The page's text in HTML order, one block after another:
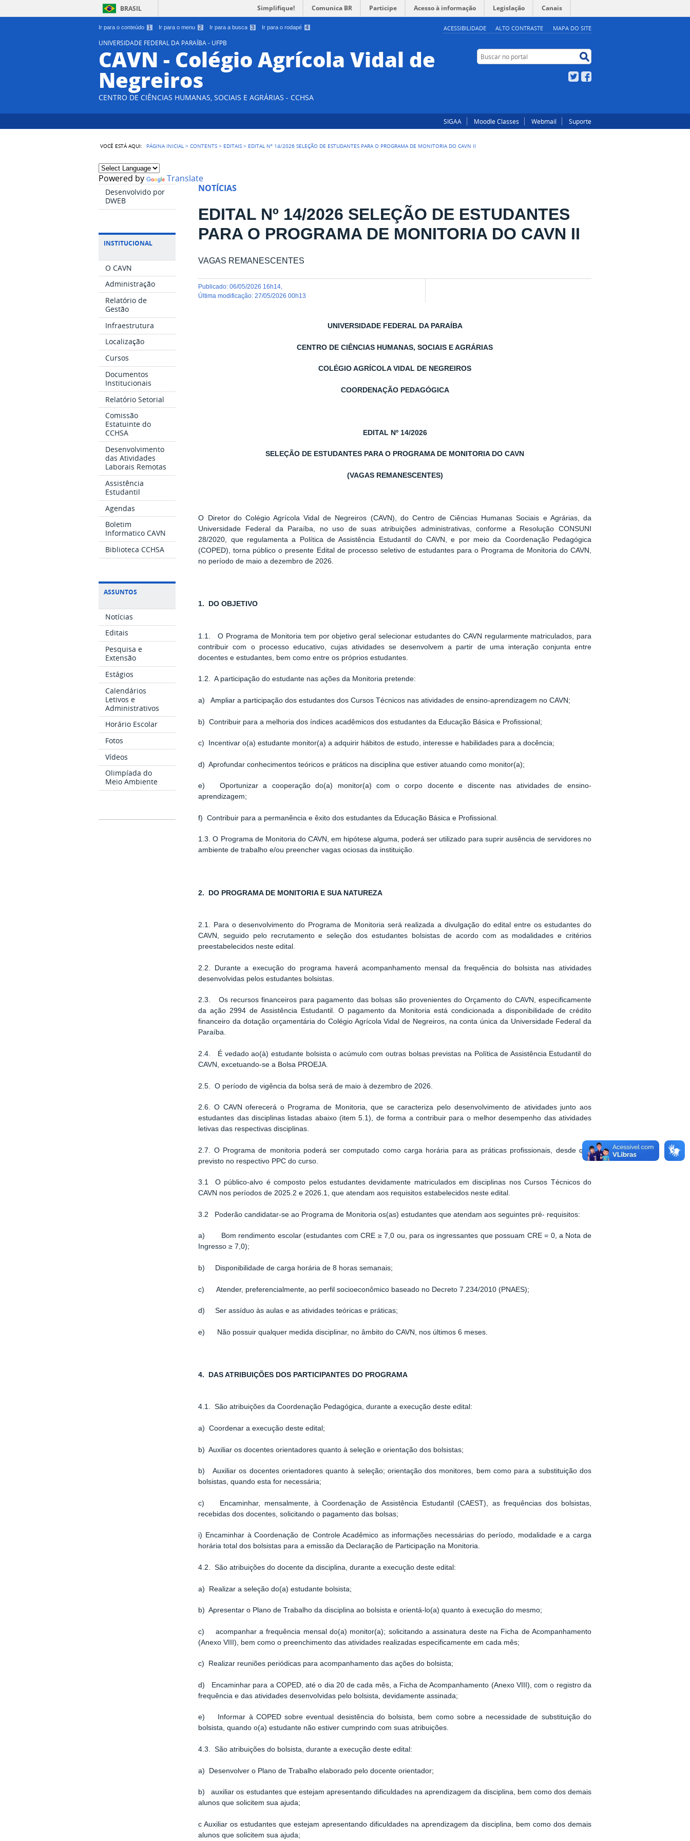
Ir para o conteúdo 1 Ir para o menu 2 Ir para a busca 3 Ir para o rodapé 4 ACESSIBILIDADE ALTO CONTRASTE MAPA DO SITE
BRASIL Simplifique! Comunica BR Participe Acesso à informação Legislação Canais
UNIVERSIDADE FEDERAL DA PARAÍBA - UFPB
CAVN - Colégio Agrícola Vidal de
Negreiros
CENTRO DE CIÊNCIAS HUMANAS, SOCIAIS E AGRÁRIAS - CCHSA
Buscar no portal
Twitter
SIGAA Moodle Classes Webmail Suporte
VOCÊ ESTÁ AQUI: PÁGINA INICIAL >CONTENTS > EDITAIS > EDITAL Nº 14/2026 SELEÇÃO DE ESTUDANTES PARA O PROGRAMA DE MONITORIA DO CAVN II
Powered by Translate
Desenvolvido por
DWEB
INSTITUCIONAL
O CAVN
Administração
Relatório de
Gestão
Infraestrutura
Localização
Cursos
Documentos
Institucionais
Relatório Setorial
Comissão
Estatuinte do
CCHSA
Desenvolvimento
das Atividades
Laborais Remotas
Assistência
Estudantil
Agendas
Boletim
Informatico CAVN
Biblioteca CCHSA
ASSUNTOS
Notícias
Editais
Pesquisa e
Extensão
Estágios
Calendários
Letivos e
Administrativos
Horário Escolar
Fotos
Vídeos
Olimpíada do
Meio Ambiente
NOTÍCIAS
EDITAL Nº 14/2026 SELEÇÃO DE ESTUDANTES
PARA O PROGRAMA DE MONITORIA DO CAVN II
VAGAS REMANESCENTES
publicado:06/05/2026 16h14
última modificação:27/05/2026 00h13
UNIVERSIDADE FEDERAL DA PARAÍBA
CENTRO DE CIÊNCIAS HUMANAS, SOCIAIS E AGRÁRIAS
COLÉGIO AGRÍCOLA VIDAL DE NEGREIROS
COORDENAÇÃO PEDAGÓGICA
EDITAL Nº 14/2026
SELEÇÃO DE ESTUDANTES PARA O PROGRAMA DE MONITORIA DO CAVN
(VAGAS REMANESCENTES)
O Diretor do Colégio Agrícola Vidal de Negreiros (CAVN), do Centro de Ciências Humanas Sociais e Agrárias, da
Universidade Federal da Paraíba, no uso de suas atribuições administrativas, conforme a Resolução CONSUNI
28/2020, que regulamenta a Política de Assistência Estudantil do CAVN, e por meio da Coordenação Pedagógica
(COPED), torna público o presente Edital de processo seletivo de estudantes para o Programa de Monitoria do CAVN,
no período de maio a dezembro de 2026.
1. DO OBJETIVO
1.1. O Programa de Monitoria tem por objetivo geral selecionar estudantes do CAVN regularmente matriculados, para
contribuir com o processo educativo, cujas atividades se desenvolvem a partir de uma interação conjunta entre
docentes e estudantes, bem como entre os próprios estudantes.
1.2. A participação do estudante nas ações da Monitoria pretende:
a) Ampliar a participação dos estudantes dos Cursos Técnicos nas atividades de ensino-aprendizagem no CAVN;
b) Contribuir para a melhoria dos índices acadêmicos dos estudantes da Educação Básica e Profissional;
c) Incentivar o(a) estudante monitor(a) a adquirir hábitos de estudo, interesse e habilidades para a docência;
d) Aprofundar conhecimentos teóricos e práticos na disciplina que estiver atuando como monitor(a);
e) Oportunizar a cooperação do(a) monitor(a) com o corpo docente e discente nas atividades de ensino-
aprendizagem;
f) Contribuir para a permanência e êxito dos estudantes da Educação Básica e Profissional.
1.3. O Programa de Monitoria do CAVN, em hipótese alguma, poderá ser utilizado para suprir ausência de servidores no
ambiente de trabalho e/ou preencher vagas ociosas da instituição.
2. DO PROGRAMA DE MONITORIA E SUA NATUREZA
2.1. Para o desenvolvimento do Programa de Monitoria será realizada a divulgação do edital entre os estudantes do
CAVN, seguido pelo recrutamento e seleção dos estudantes bolsistas de acordo com as modalidades e critérios
preestabelecidos neste edital.
2.2. Durante a execução do programa haverá acompanhamento mensal da frequência do bolsista nas atividades
desenvolvidas pelos estudantes bolsistas.
2.3. Os recursos financeiros para pagamento das bolsas são provenientes do Orçamento do CAVN, especificamente
da ação 2994 de Assistência Estudantil. O pagamento da Monitoria está condicionada a disponibilidade de crédito
financeiro da dotação orçamentária do Colégio Agrícola Vidal de Negreiros, na conta única da Universidade Federal da
Paraíba.
2.4. É vedado ao(à) estudante bolsista o acúmulo com outras bolsas previstas na Política de Assistência Estudantil do
CAVN, excetuando-se a Bolsa PROEJA.
2.5. O período de vigência da bolsa será de maio à dezembro de 2026.
2.6. O CAVN oferecerá o Programa de Monitoria, que se caracteriza pelo desenvolvimento de atividades junto aos
estudantes das disciplinas listadas abaixo (item 5.1), de forma a contribuir para o melhor desempenho das atividades
letivas das respectivas disciplinas.
2.7. O Programa de monitoria poderá ser computado como carga horária para as práticas profissionais, desde que
previsto no respectivo PPC do curso.
3.1 O público-alvo é composto pelos estudantes devidamente matriculados em disciplinas nos Cursos Técnicos do
CAVN nos períodos de 2025.2 e 2026.1, que atendam aos requisitos estabelecidos neste edital.
3.2 Poderão candidatar-se ao Programa de Monitoria os(as) estudantes que atendam aos seguintes pré- requisitos:
a) Bom rendimento escolar (estudantes com CRE ≥ 7,0 ou, para os ingressantes que possuam CRE = 0, a Nota de
Ingresso ≥ 7,0);
b) Disponibilidade de carga horária de 8 horas semanais;
c) Atender, preferencialmente, ao perfil socioeconômico baseado no Decreto 7.234/2010 (PNAES);
d) Ser assíduo às aulas e as atividades teóricas e práticas;
e) Não possuir qualquer medida disciplinar, no âmbito do CAVN, nos últimos 6 meses.
4. DAS ATRIBUIÇÕES DOS PARTICIPANTES DO PROGRAMA
4.1. São atribuições da Coordenação Pedagógica, durante a execução deste edital:
a) Coordenar a execução deste edital;
b) Auxiliar os docentes orientadores quanto à seleção e orientação dos bolsistas;
b) Auxiliar os docentes orientadores quanto à seleção; orientação dos monitores, bem como para a substituição dos
bolsistas, quando esta for necessária;
c) Encaminhar, mensalmente, à Coordenação de Assistência Estudantil (CAEST), as frequências dos bolsistas,
recebidas dos docentes, solicitando o pagamento das bolsas;
i) Encaminhar à Coordenação de Controle Acadêmico as informações necessárias do período, modalidade e a carga
horária total dos bolsistas para a emissão da Declaração de Participação na Monitoria.
4.2. São atribuições do docente da disciplina, durante a execução deste edital:
a) Realizar a seleção do(a) estudante bolsista;
b) Apresentar o Plano de Trabalho da disciplina ao bolsista e orientá-lo(a) quanto à execução do mesmo;
c) acompanhar a frequência mensal do(a) monitor(a); solicitando a assinatura deste na Ficha de Acompanhamento
(Anexo VIII), bem como o preenchimento das atividades realizadas especificamente em cada mês;
c) Realizar reuniões periódicas para acompanhamento das ações do bolsista;
d) Encaminhar para a COPED, até o dia 20 de cada mês, a Ficha de Acompanhamento (Anexo VIII), com o registro da
frequência e das atividades desenvolvidas pelo bolsista, devidamente assinada;
e) Informar à COPED sobre eventual desistência do bolsista, bem como sobre a necessidade de substituição do
bolsista, quando o(a) estudante não estiver cumprindo com suas atribuições.
4.3. São atribuições do bolsista, durante a execução deste edital:
a) Desenvolver o Plano de Trabalho elaborado pelo docente orientador;
b) auxiliar os estudantes que estejam apresentando dificuldades na aprendizagem da disciplina, bem como dos demais
alunos que solicitem sua ajuda;
c Auxiliar os estudantes que estejam apresentando dificuldades na aprendizagem da disciplina, bem como dos demais
alunos que solicitem sua ajuda;